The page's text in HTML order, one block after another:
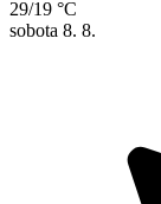
29/19 °C
sobota 8. 8.